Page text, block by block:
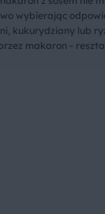
wybierając
kukurydziany lub
makaron -